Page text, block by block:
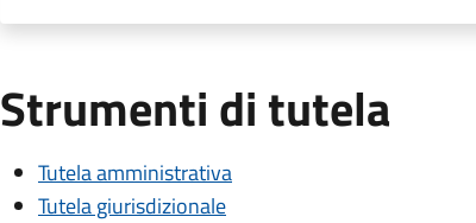
Strumenti di tutela
Tutela amministrativa
Tutela giurisdizionale